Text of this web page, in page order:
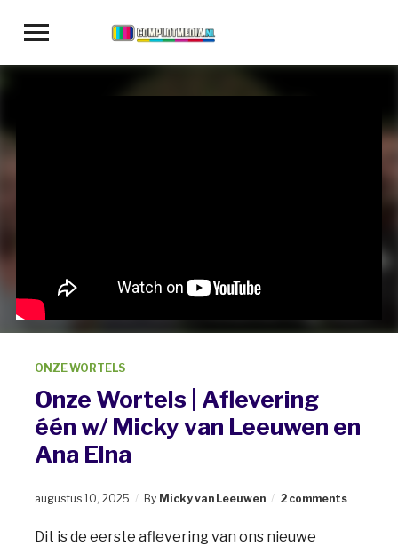
Toggle
ONZE WORTELS
Onze Wortels | Aflevering
één w/ Micky van Leeuwen en
Ana Elna
augustus 10, 2025 By Micky van Leeuwen 2 comments
Dit is de eerste aflevering van ons nieuwe